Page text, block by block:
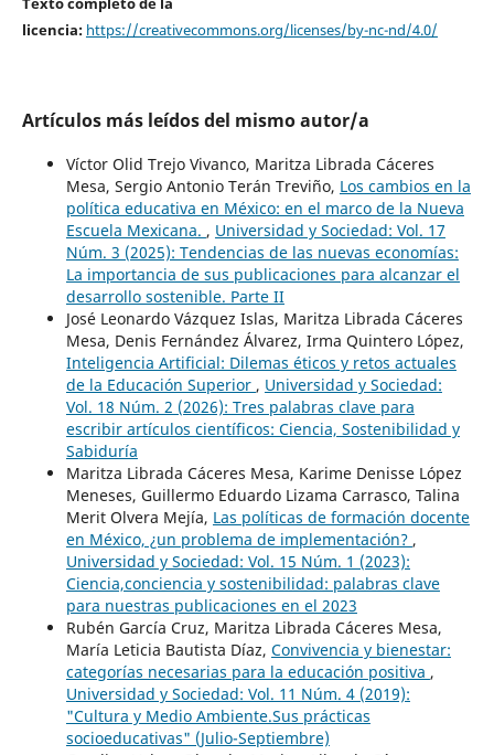
licencia: https://creativecommons.org/licenses/by-nc-nd/4.0/
Artículos más leídos del mismo autor/a
Víctor Olid Trejo Vivanco, Maritza Librada Cáceres
Mesa, Sergio Antonio Terán Treviño, Los cambios en la
política educativa en México: en el marco de la Nueva
Escuela Mexicana. , Universidad y Sociedad: Vol. 17
Núm. 3 (2025): Tendencias de las nuevas economías:
La importancia de sus publicaciones para alcanzar el
desarrollo sostenible. Parte II
José Leonardo Vázquez Islas, Maritza Librada Cáceres
Mesa, Denis Fernández Álvarez, Irma Quintero López,
Inteligencia Artificial: Dilemas éticos y retos actuales
de la Educación Superior , Universidad y Sociedad:
Vol. 18 Núm. 2 (2026): Tres palabras clave para
escribir artículos científicos: Ciencia, Sostenibilidad y
Sabiduría
Maritza Librada Cáceres Mesa, Karime Denisse López
Meneses, Guillermo Eduardo Lizama Carrasco, Talina
Merit Olvera Mejía, Las políticas de formación docente
en México, ¿un problema de implementación? ,
Universidad y Sociedad: Vol. 15 Núm. 1 (2023):
Ciencia,conciencia y sostenibilidad: palabras clave
para nuestras publicaciones en el 2023
Rubén García Cruz, Maritza Librada Cáceres Mesa,
María Leticia Bautista Díaz, Convivencia y bienestar:
categorías necesarias para la educación positiva ,
Universidad y Sociedad: Vol. 11 Núm. 4 (2019):
"Cultura y Medio Ambiente.Sus prácticas
socioeducativas" (Julio-Septiembre)